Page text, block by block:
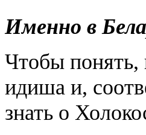
Именно в
Чтобы понять,
идиша и,
знать о